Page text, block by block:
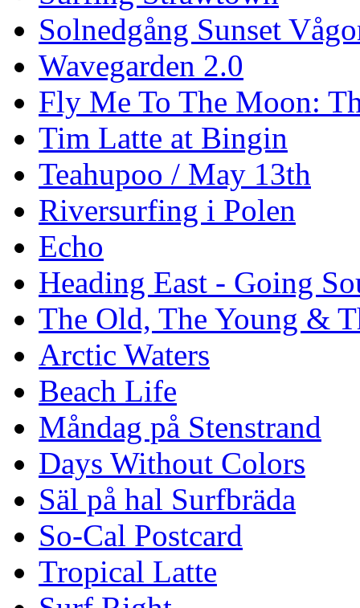
Solnedgång Sunset
Wavegarden 2.0
Fly Me To The Moon:
Tim Latte at Bingin
Teahupoo / May 13th
Riversurfing i Polen
Echo
Heading East - Going
The Old, The Young &
Arctic Waters
Beach Life
Måndag på Stenstrand
Days Without Colors
Säl på hal Surfbräda
So-Cal Postcard
Tropical Latte